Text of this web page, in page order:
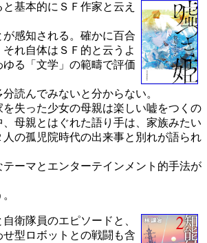
基本的にＳＦ作家と云え
感知される。確かに百合
れ自体はＳＦ的と云うよ
る「文学」の範疇で評価
読んでみないと分からない。
失った少女の母親は楽しい嘘をつくの
母親とはぐれた語り手は、家族みたい
の孤児院時代の出来事と別れが語られ
ーマとエンターテインメント的手法が
衛隊員のエピソードと、
型ロボットとの戦闘も含